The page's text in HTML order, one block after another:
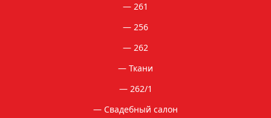
261
256
262
Ткани
262/1
Свадебный салон